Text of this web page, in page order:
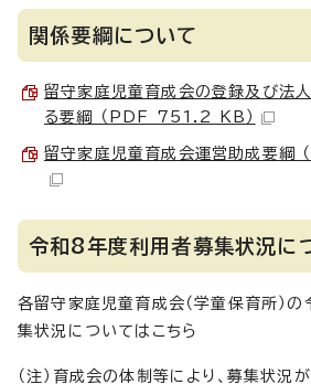
関係要綱について
留守家庭児童育成会の登録及び法
る要綱 （PDF 751.2 KB）
留守家庭児童育成会運営助成要
令和8年度利用者募集状況に
各留守家庭児童育成会（学童保育所）
集状況についてはこちら
（注）育成会の体制等により、募集状況